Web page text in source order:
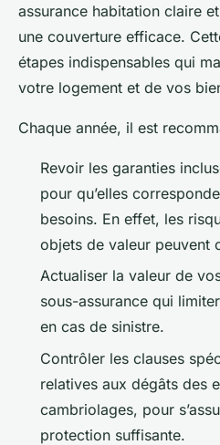
assurance habitation claire
une couverture efficace.
étapes indispensables qui
votre logement et de vos
Chaque année, il est
Revoir les garanties
pour qu’elles
besoins. En effet, les
objets de valeur peuvent
Actualiser la valeur de
sous-assurance qui
en cas de sinistre.
Contrôler les clauses
relatives aux dégâts des
cambriolages, pour
protection suffisante.